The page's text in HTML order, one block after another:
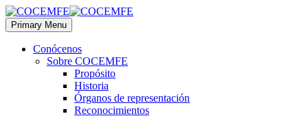
Primary Menu
Conócenos
Sobre COCEMFE
Propósito
Historia
Órganos de representación
Reconocimientos